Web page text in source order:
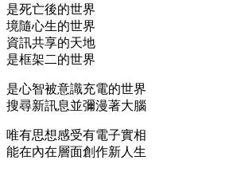
是死亡後的世界
境隨心生的世界
資訊共享的天地
是框架二的世界
是心智被意識充電的世界
搜尋新訊息並彌漫著大腦
唯有思想感受有電子實相
能在內在層面創作新人生